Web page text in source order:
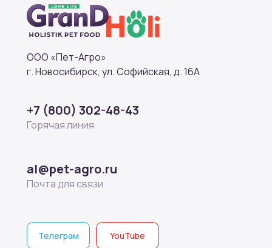
ООО «Пет-Агро»
г. Новосибирск, ул. Софийская, д. 16А
+7 (800) 302-48-43
al@pet-agro.ru
Горячая линия
Почта для связи
YouTube
Телеграм